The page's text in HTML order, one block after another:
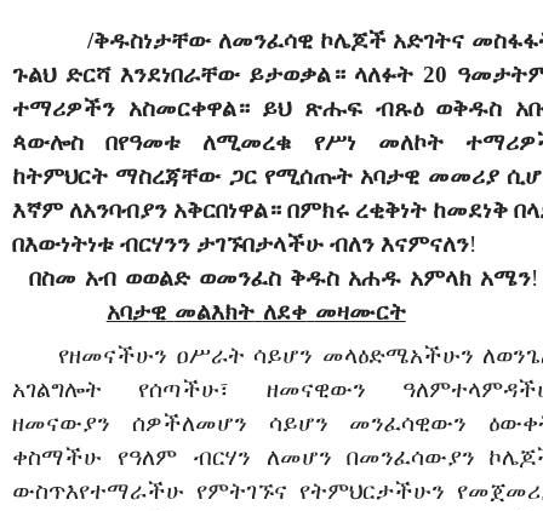
/ቅዱስነታቸው ለመንፈሳዊ ኮሌጆች አድገትና
ጉልህ ድርሻ እንደነበራቸው ይታወቃል። ላለፉት 20
ተማሪዎችን አስመርቀዋል። ይህ ጽሑፍ ብጹዕ ወቅዱስ
ጳውሎስ በየዓመቱ ለሚመረቁ የሥነ መለኮት
ከትምህርት ማስረጃቸው ጋር የሚሰጡት አባታዊ መመሪያ
እኛም ለአንባብያን አቅርበነዋል። በምክሩ ረቂቅነት ከመደነቅ
በእውነትነቱ ብርሃንን ታገኙበታላችሁ ብለን እናምናለን!
በስመ አብ ወወልድ ወመንፈስ ቅዱስ አሐዱ አምላክ አሜን!
አባታዊ መልእክት ለደቀ መዛሙርት
የዘመናችሁን ዐሥራት ሳይሆን መላዕድሜአችሁን
አገልግሎት
የሰጣችሁ፣ ዘመናዊውን ዓለም
ዘመናውያን
ሰዎችለመሆን ሳይሆን መንፈሳዊውን
ቀስማችሁ
የዓለም ብርሃን ለመሆን በመንፈሳውያን
ውስጥእየተማራችሁ የምትገኙና የትምህርታችሁን